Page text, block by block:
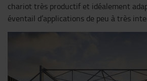
chariot très productif et idéalement
éventail d’applications de peu à très